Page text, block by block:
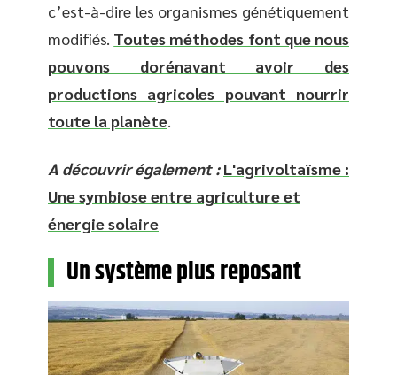
c’est-à-dire les organismes génétiquement
modifiés. Toutes méthodes font que nous
pouvons dorénavant avoir des
productions agricoles pouvant nourrir
toute la planète.
A découvrir également : L'agrivoltaïsme :
Une symbiose entre agriculture et
énergie solaire
Un système plus reposant